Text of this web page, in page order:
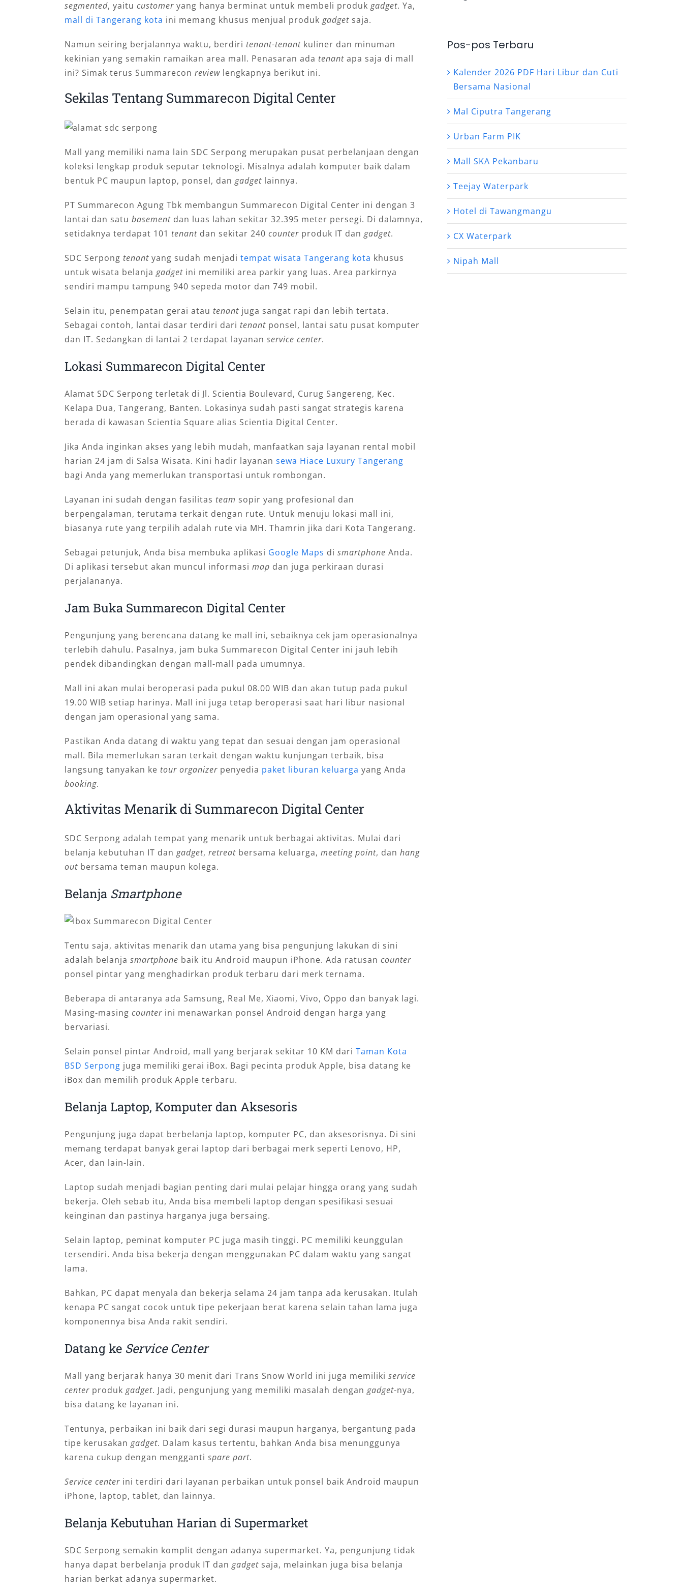
segmented, yaitu customeryang hanya berminat untuk membeli produk gadget. Ya,
mall di Tangerang kota ini memang khusus menjual produk gadgetsaja.
Namun seiring berjalannya waktu, berdiri tenant-tenantkuliner dan minuman
kekinian yang semakin ramaikan area mall. Penasaran ada tenantapa saja di mall
ini? Simak terus Summarecon reviewlengkapnya berikut ini.
Sekilas Tentang Summarecon Digital Center
Mall yang memiliki nama lain SDC Serpong merupakan pusat perbelanjaan dengan
koleksi lengkap produk seputar teknologi. Misalnya adalah komputer baik dalam
bentuk PC maupun laptop, ponsel, dan gadgetlainnya.
PT Summarecon Agung Tbk membangun Summarecon Digital Center ini dengan 3
lantai dan satu basementdan luas lahan sekitar 32.395 meter persegi. Di dalamnya,
setidaknya terdapat 101 tenantdan sekitar 240 counterproduk IT dan gadget.
SDC Serpong tenantyang sudah menjadi tempat wisata Tangerang kota khusus
untuk wisata belanja gadgetini memiliki area parkir yang luas. Area parkirnya
sendiri mampu tampung 940 sepeda motor dan 749 mobil.
Selain itu, penempatan gerai atau tenantjuga sangat rapi dan lebih tertata.
Sebagai contoh, lantai dasar terdiri dari tenantponsel, lantai satu pusat komputer
dan IT. Sedangkan di lantai 2 terdapat layanan service center.
Lokasi Summarecon Digital Center
Alamat SDC Serpong terletak di Jl. Scientia Boulevard, Curug Sangereng, Kec.
Kelapa Dua, Tangerang, Banten. Lokasinya sudah pasti sangat strategis karena
berada di kawasan Scientia Square alias Scientia Digital Center.
Jika Anda inginkan akses yang lebih mudah, manfaatkan saja layanan rental mobil
harian 24 jam di Salsa Wisata. Kini hadir layanan sewa Hiace Luxury Tangerang
bagi Anda yang memerlukan transportasi untuk rombongan.
Layanan ini sudah dengan fasilitas team sopir yang profesional dan
berpengalaman, terutama terkait dengan rute. Untuk menuju lokasi mall ini,
biasanya rute yang terpilih adalah rute via MH. Thamrin jika dari Kota Tangerang.
Sebagai petunjuk, Anda bisa membuka aplikasi Google Maps di smartphone Anda.
Di aplikasi tersebut akan muncul informasi map dan juga perkiraan durasi
perjalananya.
Jam Buka Summarecon Digital Center
Pengunjung yang berencana datang ke mall ini, sebaiknya cek jam operasionalnya
terlebih dahulu. Pasalnya, jam buka Summarecon Digital Center ini jauh lebih
pendek dibandingkan dengan mall-mall pada umumnya.
Mall ini akan mulai beroperasi pada pukul 08.00 WIB dan akan tutup pada pukul
19.00 WIB setiap harinya. Mall ini juga tetap beroperasi saat hari libur nasional
dengan jam operasional yang sama.
Pastikan Anda datang di waktu yang tepat dan sesuai dengan jam operasional
mall. Bila memerlukan saran terkait dengan waktu kunjungan terbaik, bisa
langsung tanyakan ke tour organizerpenyedia paket liburan keluarga yang Anda
booking.
Aktivitas Menarik di Summarecon Digital Center
SDC Serpong adalah tempat yang menarik untuk berbagai aktivitas. Mulai dari
belanja kebutuhan IT dan gadget, retreatbersama keluarga, meeting point, dan hang
outbersama teman maupun kolega.
Belanja Smartphone
Tentu saja, aktivitas menarik dan utama yang bisa pengunjung lakukan di sini
adalah belanja smartphone baik itu Android maupun iPhone. Ada ratusan counter
ponsel pintar yang menghadirkan produk terbaru dari merk ternama.
Beberapa di antaranya ada Samsung, Real Me, Xiaomi, Vivo, Oppo dan banyak lagi.
Masing-masing counterini menawarkan ponsel Android dengan harga yang
bervariasi.
Selain ponsel pintar Android, mall yang berjarak sekitar 10 KM dari Taman Kota
BSD Serpong juga memiliki gerai iBox. Bagi pecinta produk Apple, bisa datang ke
iBox dan memilih produk Apple terbaru.
Belanja Laptop, Komputer dan Aksesoris
Pengunjung juga dapat berbelanja laptop, komputer PC, dan aksesorisnya. Di sini
memang terdapat banyak gerai laptop dari berbagai merk seperti Lenovo, HP,
Acer, dan lain-lain.
Laptop sudah menjadi bagian penting dari mulai pelajar hingga orang yang sudah
bekerja. Oleh sebab itu, Anda bisa membeli laptop dengan spesifikasi sesuai
keinginan dan pastinya harganya juga bersaing.
Selain laptop, peminat komputer PC juga masih tinggi. PC memiliki keunggulan
tersendiri. Anda bisa bekerja dengan menggunakan PC dalam waktu yang sangat
lama.
Bahkan, PC dapat menyala dan bekerja selama 24 jam tanpa ada kerusakan. Itulah
kenapa PC sangat cocok untuk tipe pekerjaan berat karena selain tahan lama juga
komponennya bisa Anda rakit sendiri.
Datang ke Service Center
Mall yang berjarak hanya 30 menit dari Trans Snow World ini juga memiliki service
centerproduk gadget. Jadi, pengunjung yang memiliki masalah dengan gadget-nya,
bisa datang ke layanan ini.
Tentunya, perbaikan ini baik dari segi durasi maupun harganya, bergantung pada
tipe kerusakan gadget. Dalam kasus tertentu, bahkan Anda bisa menunggunya
karena cukup dengan mengganti spare part.
Service centerini terdiri dari layanan perbaikan untuk ponsel baik Android maupun
iPhone, laptop, tablet, dan lainnya.
Belanja Kebutuhan Harian di Supermarket
SDC Serpong semakin komplit dengan adanya supermarket. Ya, pengunjung tidak
hanya dapat berbelanja produk IT dan gadgetsaja, melainkan juga bisa belanja
harian berkat adanya supermarket.
Pos-pos Terbaru
Kalender 2026 PDF Hari Libur dan Cuti
Bersama Nasional
Mal Ciputra Tangerang
Urban Farm PIK
Mall SKA Pekanbaru
Teejay Waterpark
Hotel di Tawangmangu
CX Waterpark
Nipah Mall